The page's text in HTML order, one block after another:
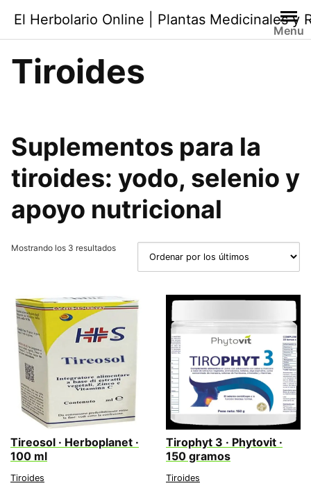
contenido
El Herbolario Online | Plantas Medicinales y
Menu
Tiroides
Suplementos para la
tiroides: yodo, selenio y
apoyo nutricional
Mostrando los 3 resultadosOrdenado
Tireosol · Herboplanet ·
100 ml
Tiroides
Tirophyt 3 · Phytovit ·
150 gramos
Tiroides